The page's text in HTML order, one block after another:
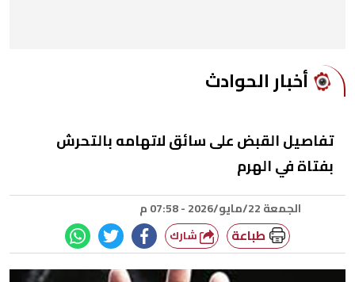
أخبار الحوادث
تفاصيل القبض على سائق لاتهامه بالتحرش
بفتاة في الهرم
الجمعة 22/مايو/2026 - 07:58 م
طباعة